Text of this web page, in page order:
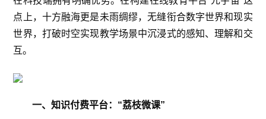
点上，十方融海更是未雨绸缪，无缝衔合数字世界和现实
世界，打破时空实现教学场景中沉浸式的感知、理解和交
互。
一、知识付费平台：“荔枝微课”